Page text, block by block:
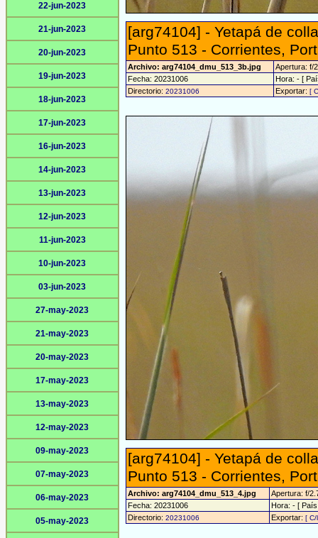
22-jun-2023
21-jun-2023
20-jun-2023
19-jun-2023
18-jun-2023
17-jun-2023
16-jun-2023
14-jun-2023
13-jun-2023
12-jun-2023
11-jun-2023
10-jun-2023
03-jun-2023
27-may-2023
21-may-2023
20-may-2023
17-may-2023
13-may-2023
12-may-2023
09-may-2023
07-may-2023
06-may-2023
05-may-2023
[arg74104] - Yetapá de
Punto 513 - Corrientes,
Archivo: arg74104_dmu_513_3b.jpg
Apertura: f/
Fecha: 20231006
Hora: - [
Directorio: 20231006 Exportar: [
[arg74104] - Yetapá de
Punto 513 - Corrientes,
Archivo: arg74104_dmu_513_4.jpg
Apertura: f/
Fecha: 20231006
Hora: - [
Directorio: 20231006 Exportar: [ C/